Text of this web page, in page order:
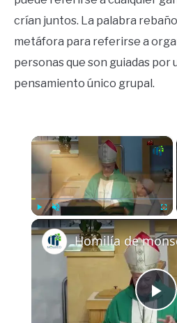
crían juntos. La palabra
metáfora para referirse a
personas que son guiadas por
pensamiento único grupal.
×
Unmute